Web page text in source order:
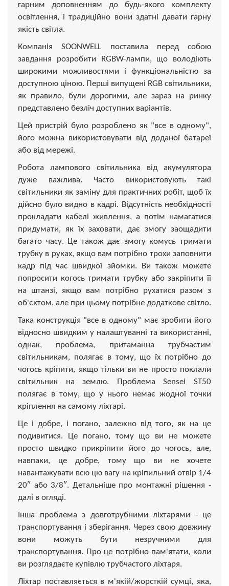
гарним доповненням до будь-якого комплекту
освітлення, і традиційно вони здатні давати гарну
якість світла.
Компанія SOONWELL поставила перед собою
завдання розробити RGBW-лампи, що володіють
широкими можливостями і функціональністю за
доступною ціною. Перші випущені RGB світильники,
як правило, були дорогими, але зараз на ринку
представлено безліч доступних варіантів.
Цей пристрій було розроблено як "все в одному",
його можна використовувати від доданої батареї
або від мережі.
Робота лампового світильника від акумулятора
дуже важлива. Часто використовують такі
світильники як заміну для практичних робіт, щоб їх
дійсно було видно в кадрі. Відсутність необхідності
прокладати кабелі живлення, а потім намагатися
придумати, як їх заховати, дає змогу заощадити
багато часу. Це також дає змогу комусь тримати
трубку в руках, якщо вам потрібно трохи заповнити
кадр під час швидкої зйомки. Ви також можете
попросити когось тримати трубку або закріпити її
на штанзі, якщо вам потрібно рухатися разом з
об'єктом, але при цьому потрібне додаткове світло.
Така конструкція "все в одному" має зробити його
відносно швидким у налаштуванні та використанні,
однак, проблема, притаманна трубчастим
світильникам, полягає в тому, що їх потрібно до
чогось кріпити, якщо тільки ви не просто поклали
світильник на землю. Проблема Sensei ST50
полягає в тому, що у нього немає жодної точки
кріплення на самому ліхтарі.
Це і добре, і погано, залежно від того, як на це
подивитися. Це погано, тому що ви не можете
просто швидко прикріпити його до чогось, але,
навпаки, це добре, тому що ви не хочете
навантажувати всю цю вагу на кріпильний отвір 1/4
20″ або 3/8″. Детальніше про монтажні рішення -
далі в огляді.
Інша проблема з довготрубними ліхтарями - це
транспортування і зберігання. Через свою довжину
вони можуть бути незручними для
транспортування. Про це потрібно пам'ятати, коли
ви розглядаєте купівлю трубчастого ліхтаря.
Ліхтар поставляється в м'якій/жорсткій сумці, яка,